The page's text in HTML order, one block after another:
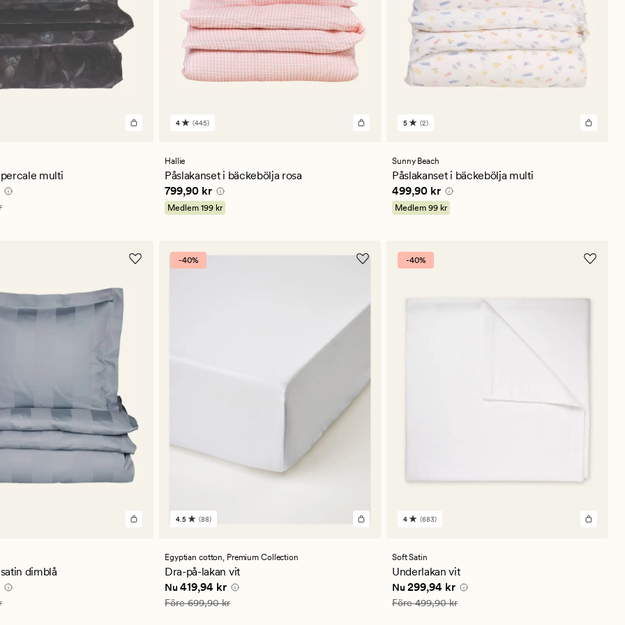
multi
kr
445
ett
genomsnittligt
betyg
på
4
4 (445)
Hallie
Påslakanset i bäckebölja rosa
Pris 799,90 kr
799,90 kr
Medlem 199 kr
2
ett
genomsnittligt
betyg
på
5
5 (2)
Sunny Beach
Påslakanset i bäckebölja multi
Pris 499,90 kr
499,90 kr
Medlem 99 kr
dimblå
kr
-40%
88
ett
genomsnittligt
betyg
på
4.5
4.5 (88)
Egyptian cotton, Premium Collection
Dra-på-lakan vit
Nuvarande pris
Nu 419,94 kr
Ordinarie pris 699,90 kr
Före699,90 kr
-40%
683
ett
genomsnittligt
betyg
på
4
4 (683)
Soft Satin
Underlakan vit
Nuvarande pris
Nu 299,94 kr
Ordinarie pris 499,90 kr
Före499,90 kr